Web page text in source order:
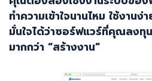
ทำความเข้าใจนานไหม ใช้งาน
มั่นใจได้ว่าซอร์ฟแวร์ที่คุณลงทุน
มากกว่า “สร้างงาน”